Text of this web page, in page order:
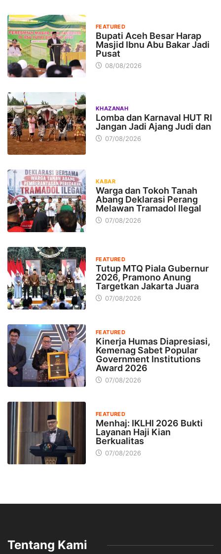
FEATURED
Bupati Aceh Besar Harap
Masjid Ibnu Abu Bakar Jadi
Pusat
08/08/2026
KHAZANAH
Lomba dan Karnaval HUT RI
Jangan Jadi Ajang Judi dan
07/08/2026
KABAR
Warga dan Tokoh Tanah
Abang Deklarasi Perang
Melawan Tramadol Ilegal
07/08/2026
FEATURED
Tutup MTQ Piala Gubernur
2026, Pramono Anung
Targetkan Jakarta Juara
07/08/2026
FEATURED
Kinerja Humas Diapresiasi,
Kemenag Sabet Popular
Government Institutions
Award 2026
07/08/2026
FEATURED
Menhaj: IKLHI 2026 Bukti
Layanan Haji Kian
Berkualitas
07/08/2026
Tentang Kami